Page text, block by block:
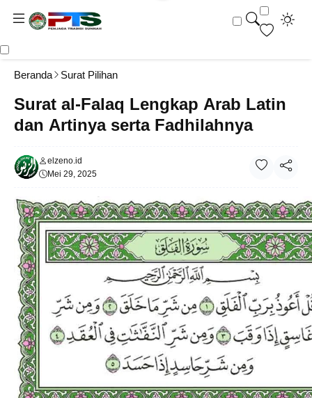
Beranda Surat Pilihan
Surat al-Falaq Lengkap Arab Latin
dan Artinya serta Fadhilahnya
elzeno.id
Mei 29, 2025